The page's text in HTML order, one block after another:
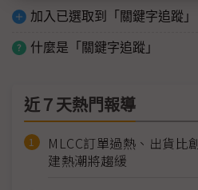
加入已選取到「關鍵字追蹤」
什麼是「關鍵字追蹤」
近７天熱門報導
MLCC訂單過熱、出貨
建熱潮將趨緩